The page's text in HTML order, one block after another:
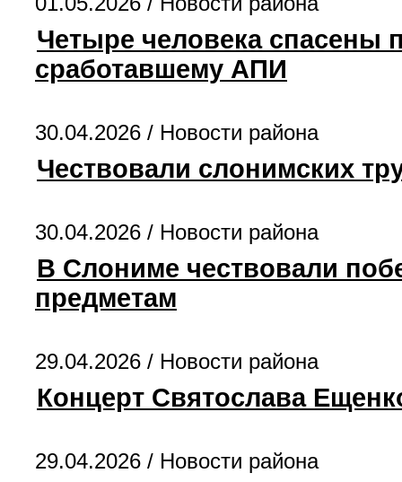
Четыре человека спасены
сработавшему АПИ
30.04.2026 / Новости района
Чествовали слонимских
30.04.2026 / Новости района
В Слониме чествовали
предметам
29.04.2026 / Новости района
Концерт Святослава
29.04.2026 / Новости района